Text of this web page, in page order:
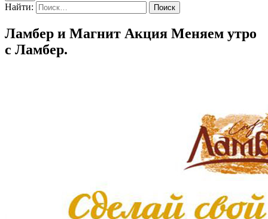
Найти:
Ламбер и Магнит Акция Меняем утро
с Ламбер.